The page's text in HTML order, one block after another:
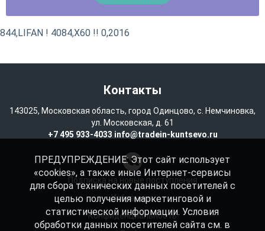
844,LIFAN ! 4084,X60 !! 0,2016
Контакты
143025, Московская область, город Одинцово, с. Немчиновка,
ул. Московская, д. 61
+7 495 933-4033 info@tradein-kuntsevo.ru
Подписка на новые поступления
Избранное
Конфиденциальность
ПРЕДУПРЕЖДЕНИЕ: Этот сайт использует
«cookies», а также иные Интернет-сервисы
для сбора технических данных посетителей с
целью получения маркетинговой и
статистической информации. Условия
обработки данных посетителей сайта см. в